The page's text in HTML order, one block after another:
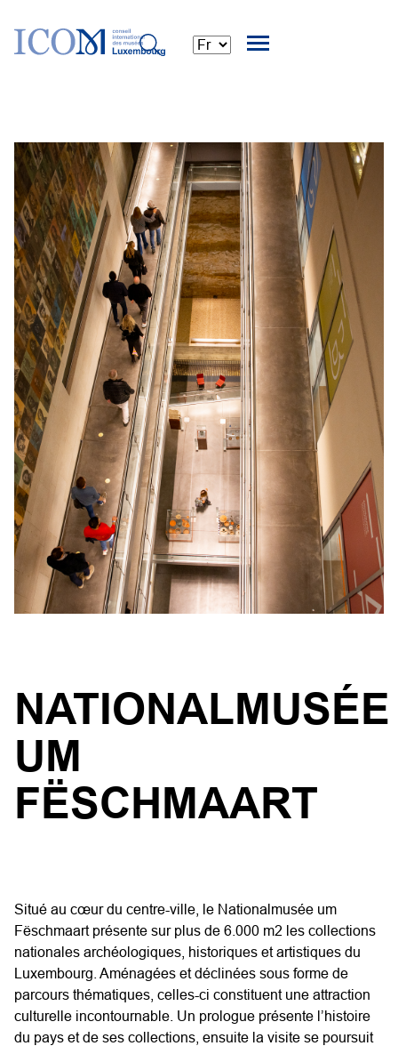
NATIONALMUSÉE
UM
FËSCHMAART
Situé au cœur du centre-ville, le Nationalmusée um
Fëschmaart présente sur plus de 6.000 m2 les collections
nationales archéologiques, historiques et artistiques du
Luxembourg. Aménagées et déclinées sous forme de
parcours thématiques, celles-ci constituent une attraction
culturelle incontournable. Un prologue présente l’histoire
du pays et de ses collections, ensuite la visite se poursuit